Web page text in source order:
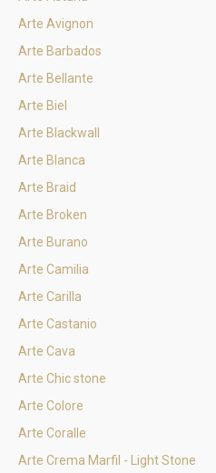
Arte Avignon
Arte Barbados
Arte Bellante
Arte Biel
Arte Blackwall
Arte Blanca
Arte Braid
Arte Broken
Arte Burano
Arte Camilia
Arte Carilla
Arte Castanio
Arte Cava
Arte Chic stone
Arte Colore
Arte Coralle
Arte Crema Marfil - Light Stone